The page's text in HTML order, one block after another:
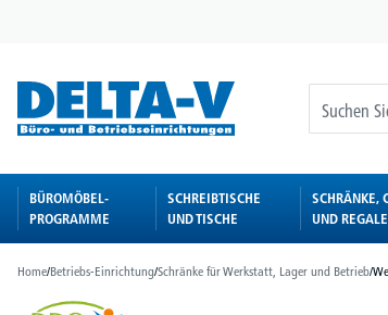
BÜROMÖBEL-
PROGRAMME
SCHREIBTISCHE
UND TISCHE
SCHRÄNKE,
UND REGALE
Home/Betriebs-Einrichtung/Schränke für Werkstatt, Lager und Betrieb/